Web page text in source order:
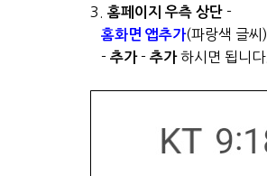
3. 홈페이지 우측 상단 -
홈화면 앱추가(파랑색 글씨)
- 추가- 추가하시면 됩니다.